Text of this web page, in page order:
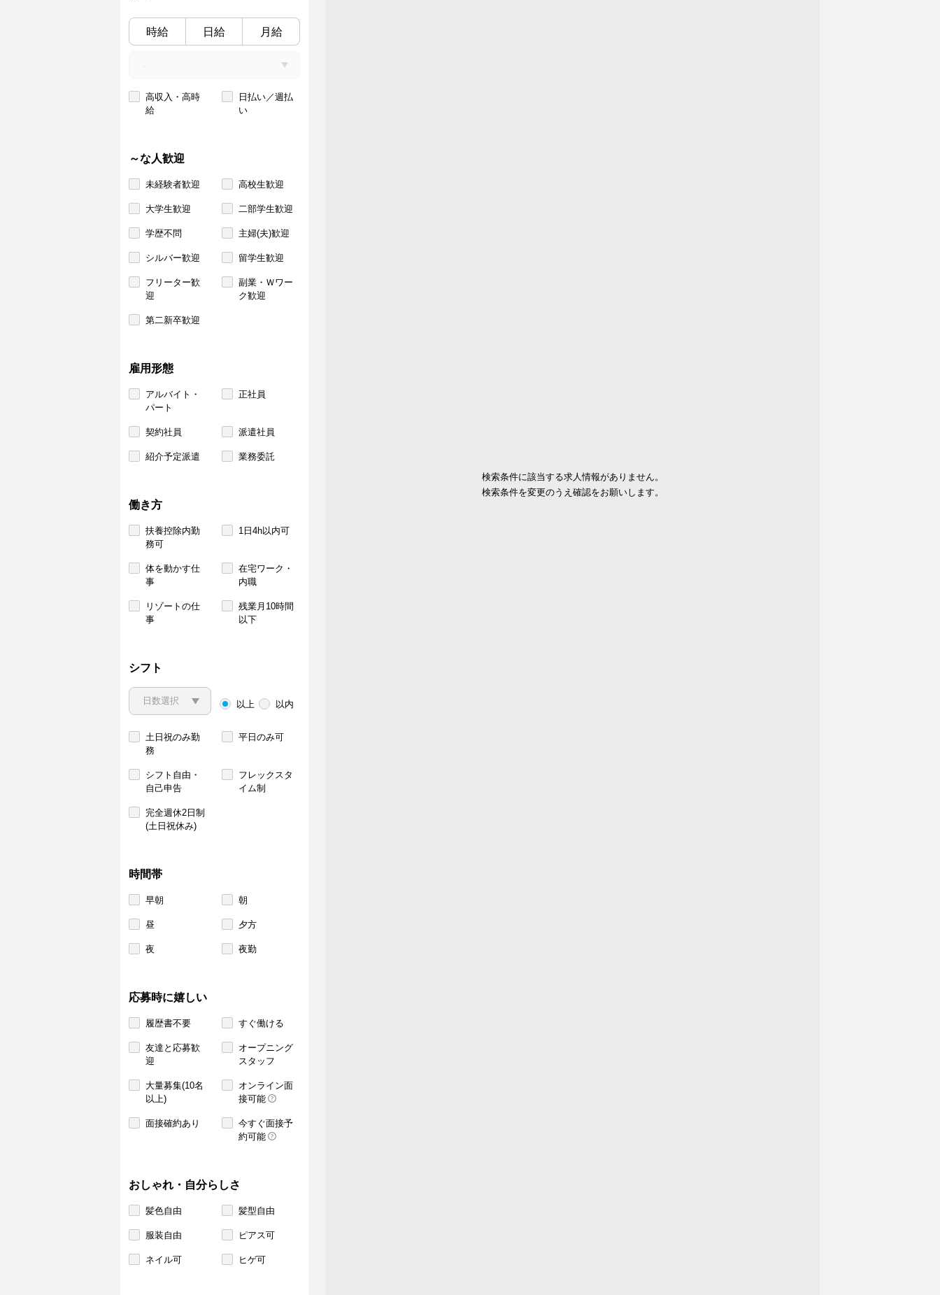
時給 日給 月給
高収入・高時
給
日払い／週払
い
～な人歓迎
未経験者歓迎 高校生歓迎
大学生歓迎 二部学生歓迎
学歴不問 主婦(夫)歓迎
シルバー歓迎 留学生歓迎
フリーター歓
迎
副業・Ｗワー
ク歓迎
第二新卒歓迎
雇用形態
アルバイト・
パート
正社員
契約社員 派遣社員
紹介予定派遣 業務委託
働き方
扶養控除内勤
務可
1日4h以内可
体を動かす仕
事
在宅ワーク・
内職
リゾートの仕
事
残業月10時間
以下
シフト
以上 以内
土日祝のみ勤
務
平日のみ可
シフト自由・
自己申告
フレックスタ
イム制
完全週休2日制
(土日祝休み)
時間帯
早朝 朝
昼 夕方
夜 夜勤
応募時に嬉しい
履歴書不要 すぐ働ける
友達と応募歓
迎
オープニング
スタッフ
大量募集(10名
以上)
オンライン面
接可能
面接確約あり
今すぐ面接予
約可能
おしゃれ・自分らしさ
髪色自由 髪型自由
服装自由 ピアス可
ネイル可 ヒゲ可
検索条件に該当する求人情報がありません。
検索条件を変更のうえ確認をお願いします。